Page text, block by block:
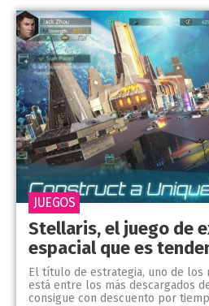
Stellaris, el juego de
espacial que es
El título de estrategia, uno de los
está entre los más descargados
consigue con descuento por
JUEGOS